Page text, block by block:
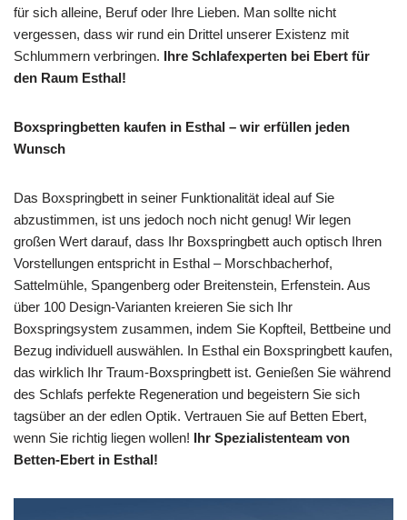
für sich alleine, Beruf oder Ihre Lieben. Man sollte nicht
vergessen, dass wir rund ein Drittel unserer Existenz mit
Schlummern verbringen. Ihre Schlafexperten bei Ebert für
den Raum Esthal!
Boxspringbetten kaufen in Esthal – wir erfüllen jeden
Wunsch
Das Boxspringbett in seiner Funktionalität ideal auf Sie
abzustimmen, ist uns jedoch noch nicht genug! Wir legen
großen Wert darauf, dass Ihr Boxspringbett auch optisch Ihren
Vorstellungen entspricht in Esthal – Morschbacherhof,
Sattelmühle, Spangenberg oder Breitenstein, Erfenstein. Aus
über 100 Design-Varianten kreieren Sie sich Ihr
Boxspringsystem zusammen, indem Sie Kopfteil, Bettbeine und
Bezug individuell auswählen. In Esthal ein Boxspringbett kaufen,
das wirklich Ihr Traum-Boxspringbett ist. Genießen Sie während
des Schlafs perfekte Regeneration und begeistern Sie sich
tagsüber an der edlen Optik. Vertrauen Sie auf Betten Ebert,
wenn Sie richtig liegen wollen! Ihr Spezialistenteam von
Betten-Ebert in Esthal!